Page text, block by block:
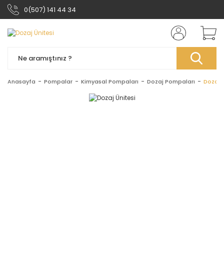
0(507) 141 44 34
Anasayfa Pompalar Kimyasal Pompaları Dozaj Pompaları Dozaj